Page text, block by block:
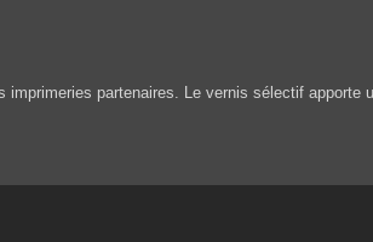
partenaires. Le vernis sélectif apporte